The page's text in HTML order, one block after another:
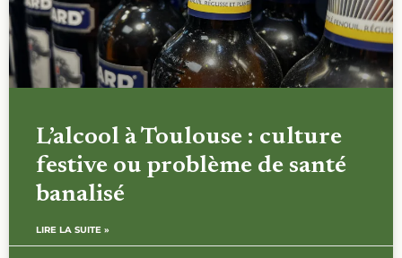
L’alcool à Toulouse : culture
festive ou problème de santé
banalisé
LIRE LA SUITE »